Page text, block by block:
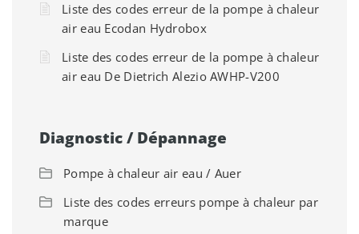
Liste des codes erreur de la pompe à chaleur
air eau Ecodan Hydrobox
Liste des codes erreur de la pompe à chaleur
air eau De Dietrich Alezio AWHP-V200
Diagnostic / Dépannage
Pompe à chaleur air eau / Auer
Liste des codes erreurs pompe à chaleur par
marque